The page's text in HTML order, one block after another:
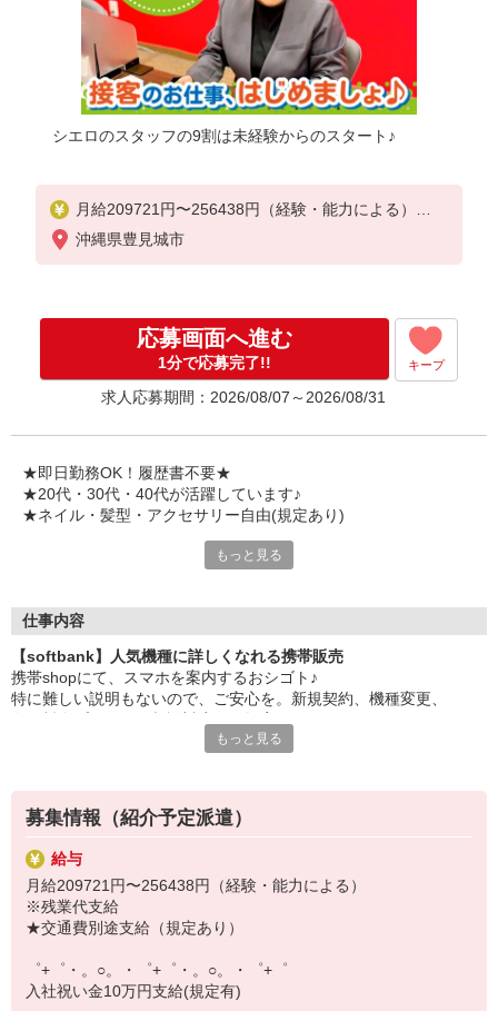
シエロのスタッフの9割は未経験からのスタート♪
月給209721円〜256438円（経験・能力による）
※残業代支給
★交通費別途支給（規定あり）
入社祝い金10万円支給(規定有)
お友達を紹介頂くと,
インセンティブ支給(規定有)
゜・。○。・゜+゜・。○。・゜+゜
沖縄県豊見城市
応募画面へ進む
1分で応募完了!! キープ
求人応募期間：2026/08/07～2026/08/31
★即日勤務OK！履歴書不要★
★20代・30代・40代が活躍しています♪
★ネイル・髪型・アクセサリー自由(規定あり)
シエロのスタッフは9割が未経験スタート。
ずっと先まで役に立ちます！
丁寧な研修もあるので、
みなさんから働きやすいと好評です♪
最新アプリ事情やお得なプラン、
スマホの裏ワザを学べるチャンス♪
￣￣￣￣￣￣￣￣￣￣￣
▼オフィスワーク
事務、経理、データ入力、コールセンター、受付
▼工場・製造・軽作業系
機械/食品製造・梱包・仕分け・加工・組立・検査
▼美容系
眉毛サロンのアイブロウ・ネイリスト・エステ
▼営業・販売
法人営業・アパレル販売・個別指導塾・人材紹介
▼人気案件も多数♪
短期・期間限定・オープニング・官公庁案件
もっと見る
仕事内容
【softbank】人気機種に詳しくなれる携帯販売
携帯shopにて、スマホを案内するおシゴト♪
特に難しい説明もないので、ご安心を。新規契約、機種変更、
満足度◎
■携帯やインターネット販売業務
docomo(ドコモ)/au(エーユー)・KDDI/softbank(ソフトバンク)など
の大手キャリアから
ワイモバイル(Y!mobille)、楽天モバイル、UQなど格安スマホまで幅
広く紹介可能♪
もっと見る
募集情報（紹介予定派遣）
給与
月給209721円〜256438円（経験・能力による）
※残業代支給
★交通費別途支給（規定あり）
゜+゜・。○。・゜+゜・。○。・゜+゜
入社祝い金10万円支給(規定有)